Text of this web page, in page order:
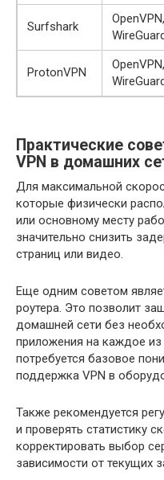
Surfshark
OpenVPN,
ProtonVPN
OpenVPN,
Практические
VPN в домашних
Для максимальной
которые физически
или основному месту
значительно снизить
страниц или видео.
Еще одним советом
роутера. Это позволит
домашней сети без
приложения на каждое из
потребуется базовое
поддержка VPN в
Также рекомендуется
и проверять статистику
корректировать выбор
зависимости от текущих